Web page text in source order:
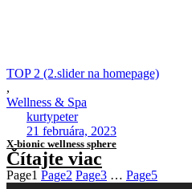
TOP 2 (2.slider na homepage)
,
Wellness & Spa
kurtypeter
21 februára, 2023
X-bionic wellness sphere
Čítajte viac
Page1 Page2 Page3 … Page5